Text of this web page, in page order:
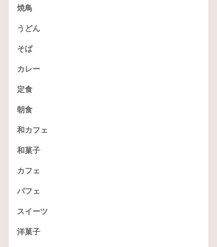
焼鳥
うどん
そば
カレー
定食
朝食
和カフェ
和菓子
カフェ
パフェ
スイーツ
洋菓子